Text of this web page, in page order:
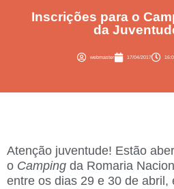
Inscrições para o
da
webmaster 17/04/2017
Atenção juventude! Estão
o Camping da Romaria
entre os dias 29 e 30 de abril,